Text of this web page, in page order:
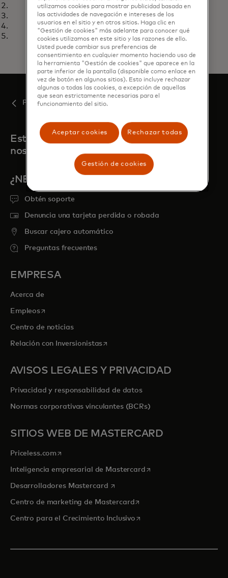
transformando las tiendas físicas en
entornos inteligentes e interactivos,
mejorando la experiencia de compra
en la tienda.
Más información
Diapositiva dos
Diapositiva tres
Diapositiva cuatro
Diapositiva cinco
Perspectivas
Estamos aquí para cuando
nos necesites
¿NECESITAS AYUDA?
Obtén soporte
Denuncia una tarjeta perdida o robada
Buscar cajero automático
Preguntas frecuentes
EMPRESA
Acerca de
Empleosse abre en una pestaña nueva
Centro de noticias
Relación con Inversionistasse abre en una pestaña nueva
AVISOS LEGALES Y PRIVACIDAD
Privacidad y responsabilidad de datos
Normas corporativas vinculantes (BCRs)
SITIOS WEB DE MASTERCARD
Priceless.com se abre en una pestaña nueva
Inteligencia empresarial de Mastercardse abre en una pestaña
Desarrolladores Mastercard se abre en una pestaña nueva
Centro de marketing de Mastercardse abre en una pestaña
Centro para el Crecimiento Inclusivose abre en una pestaña
utilizamos cookies para mostrar publicidad basada en
las actividades de navegación e intereses de los
usuarios en el sitio y en otros sitios. Haga clic en
"Gestión de cookies" más adelante para conocer qué
cookies utilizamos en este sitio y las razones de ello.
Usted puede cambiar sus preferencias de
consentimiento en cualquier momento haciendo uso de
la herramienta "Gestión de cookies" que aparece en la
parte inferior de la pantalla (disponible como enlace en
vez de botón en algunos sitios). Esto incluye rechazar
algunas o todas las cookies, a excepción de aquellas
que sean estrictamente necesarias para el
funcionamiento del sitio.
Aceptar cookies Rechazar todas
Gestión de cookies